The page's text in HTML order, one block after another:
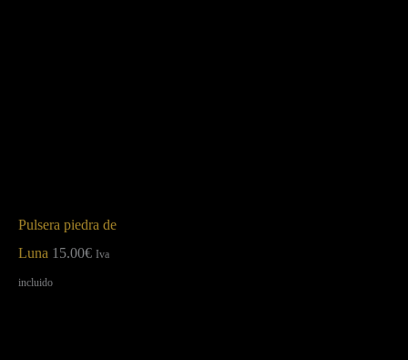
Pulsera piedra de
Luna 15.00€ Iva
incluido